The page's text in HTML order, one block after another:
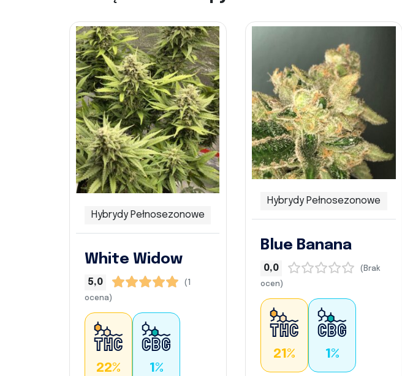
Hybrydy Pełnosezonowe
White Widow
5,0
(1
ocena)
22% 1%
Hybrydy Pełnosezonowe
Blue Banana
0,0
(Brak
ocen)
21% 1%